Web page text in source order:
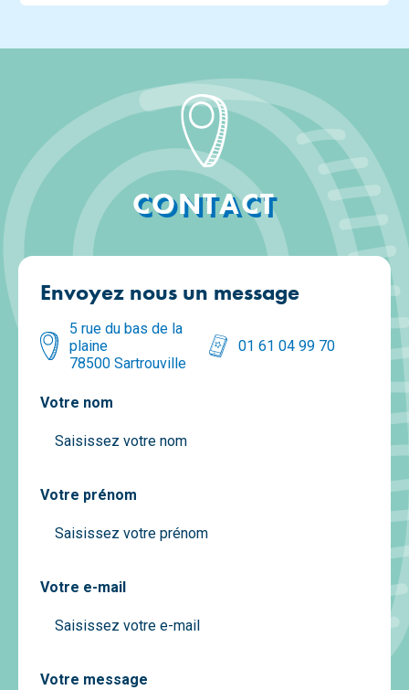
CONTACT
Envoyez nous un message
5 rue du bas de la
plaine
78500 Sartrouville
01 61 04 99 70
Votre nom
Votre prénom
Votre e-mail
Votre message